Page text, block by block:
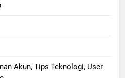
Akun, Tips Teknologi, User